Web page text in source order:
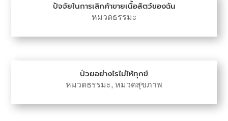
ปัจจัยในการเลิกค้าขายเนื้อสัตว์ของฉัน
หมวดธรรมะ
ป่วยอย่างไรไม่ให้ทุกข์
หมวดธรรมะ, หมวดสุขภาพ